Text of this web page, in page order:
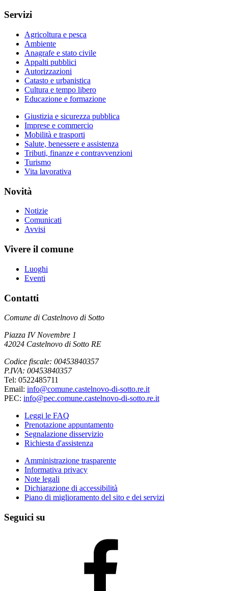
Servizi
Agricoltura e pesca
Ambiente
Anagrafe e stato civile
Appalti pubblici
Autorizzazioni
Catasto e urbanistica
Cultura e tempo libero
Educazione e formazione
Giustizia e sicurezza pubblica
Imprese e commercio
Mobilità e trasporti
Salute, benessere e assistenza
Tributi, finanze e contravvenzioni
Turismo
Vita lavorativa
Novità
Notizie
Comunicati
Avvisi
Vivere il comune
Luoghi
Eventi
Contatti
Comune di Castelnovo di Sotto
Piazza IV Novembre 1
42024 Castelnovo di Sotto RE
Codice fiscale: 00453840357
P.IVA: 00453840357
Tel: 0522485711
Email: info@comune.castelnovo-di-sotto.re.it
PEC: info@pec.comune.castelnovo-di-sotto.re.it
Leggi le FAQ
Prenotazione appuntamento
Segnalazione disservizio
Richiesta d'assistenza
Amministrazione trasparente
Informativa privacy
Note legali
Dichiarazione di accessibilità
Piano di miglioramento del sito e dei servizi
Seguici su